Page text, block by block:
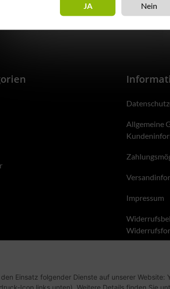
Einsatz folgender Dienste auf unserer Website:
Allgemeine
Impressum
JA Nein